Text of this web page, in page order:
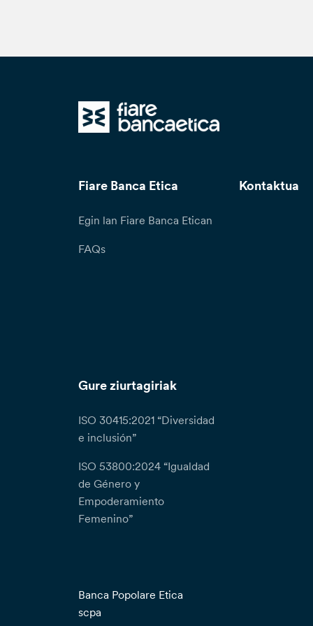
Fiare Banca Etica
Egin lan Fiare Banca Etican
FAQs
Kontaktua
Gure ziurtagiriak
ISO 30415:2021 “Diversidad
e inclusión”
ISO 53800:2024 “Igualdad
de Género y
Empoderamiento
Femenino”
Banca Popolare Etica
scpa